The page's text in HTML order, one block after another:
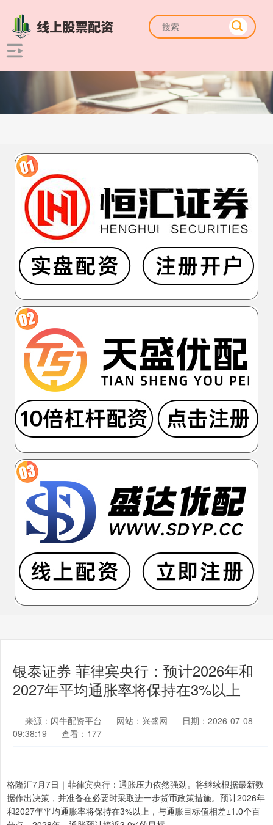
银泰证券 菲律宾央行：预计2026年和
2027年平均通胀率将保持在3%以上
来源：闪牛配资平台 网站：兴盛网
日期：2026-07-08
09:38:19
查看：177
格隆汇7月7日｜菲律宾央行：通胀压力依然强劲。将继续根据最新数
据作出决策，并准备在必要时采取进一步货币政策措施。预计2026年
和2027年平均通胀率将保持在3%以上，与通胀目标值相差±1.0个百